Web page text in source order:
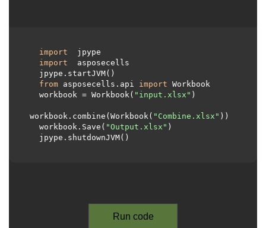
import
jpype
import
asposecells
from asposecells.api import Workbook
  workbook = Workbook(
"input.xlsx" )
workbook.combine(Workbook( "Combine.xlsx" ))
  workbook.Save(
"Output.xlsx" )
Run code